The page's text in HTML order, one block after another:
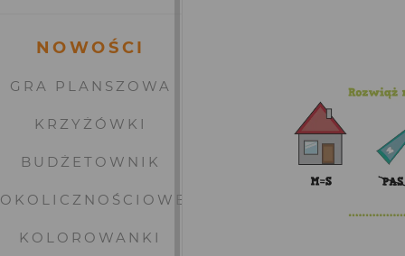
NOWOŚCI
GRA PLANSZOWA
KRZYŻÓWKI
BUDŻETOWNIK
OKOLICZNOŚCIOWE
KOLOROWANKI